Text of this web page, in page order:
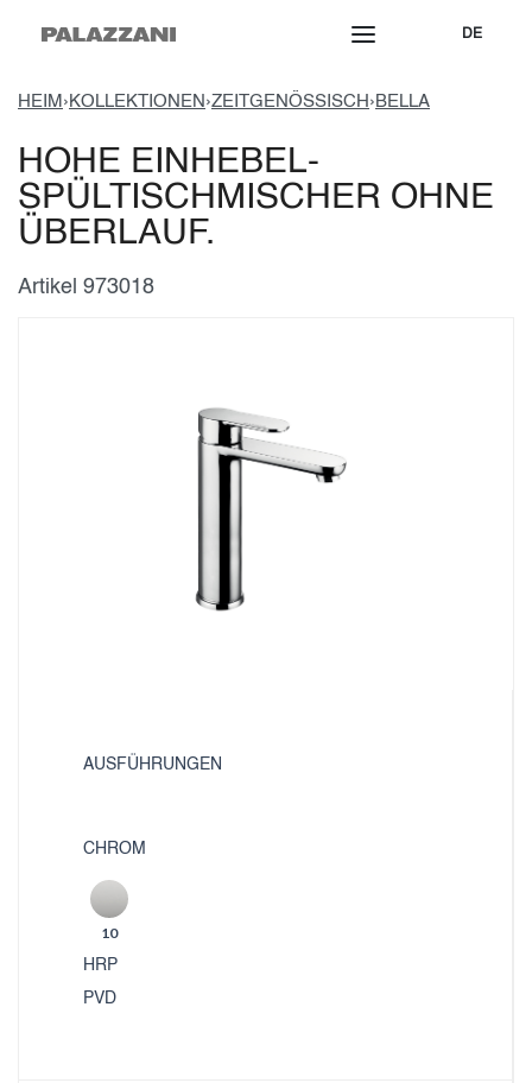
DE
HEIM › KOLLEKTIONEN ›ZEITGENÖSSISCH › BELLA
HOHE EINHEBEL-
SPÜLTISCHMISCHER OHNE
ÜBERLAUF.
Artikel 973018
AUSFÜHRUNGEN
CHROM
10
HRP
PVD